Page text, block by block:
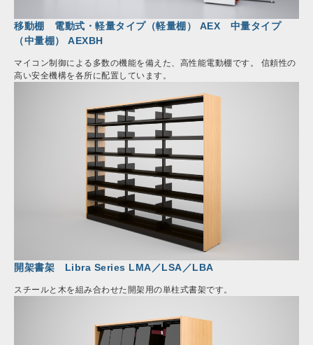
移動棚 電動式・軽量タイプ（軽量棚） AEX 中量タイプ
（中量棚） AEXBH
マイコン制御による多数の機能を備えた、高性能電動棚です。 信頼性の
高い安全機構を各所に配置しています。
開架書架 Libra Series LMA／LSA／LBA
スチールと木を組み合わせた開架用の単柱式書架です。